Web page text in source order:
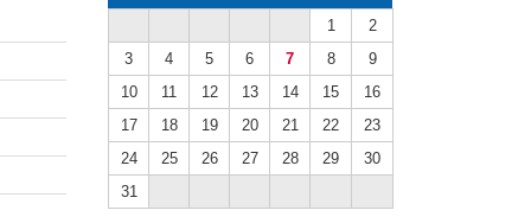
1
2
3
4 5 6 7 8
9
10
11 12 13 14 15
16
17
18 19 20 21 22
23
24
25 26 27 28 29
30
31